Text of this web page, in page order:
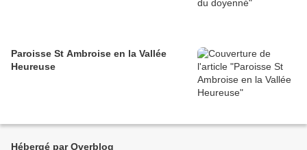
Paroisse St Ambroise en la Vallée
Heureuse
Hébergé par Overblog